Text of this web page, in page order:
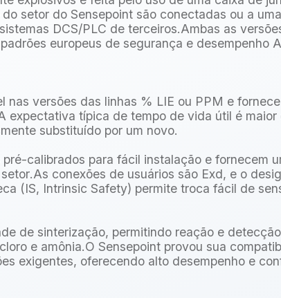
setor do Sensepoint são conectadas ou a
DCS/PLC de terceiros.Ambas as
europeus de segurança e desempenho
versões das linhas % LIE ou PPM e
expectativa típica de tempo de vida útil é maior
substituído por um novo.
calibrados para fácil instalação e fornecem
conexões de usuários são Exd, e o
(IS, Intrinsic Safety) permite troca fácil de
de sinterização, permitindo reação e
e amônia.O Sensepoint provou sua
exigentes, oferecendo alto desempenho e